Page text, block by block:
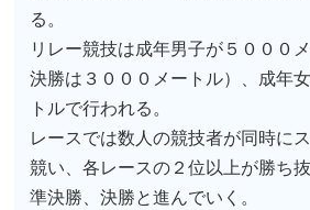
る。
リレー競技は成年男子が５０００
決勝は３０００メートル）、成年
トルで行われる。
レースでは数人の競技者が同時に
競い、各レースの２位以上が勝ち
準決勝、決勝と進んでいく。